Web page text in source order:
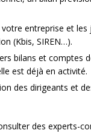
entreprise et les
(Kbis, SIREN…).
bilans et comptes
est déjà en activité.
des dirigeants et
des experts-